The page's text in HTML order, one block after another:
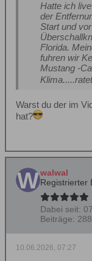
Hatte ich
der
Start und
Florida.
fuhren wir
Mustang -
Warst du der im
hat?
walwal
Registrierter
Dabei seit:
Beiträge:
10.06.2026, 07:27